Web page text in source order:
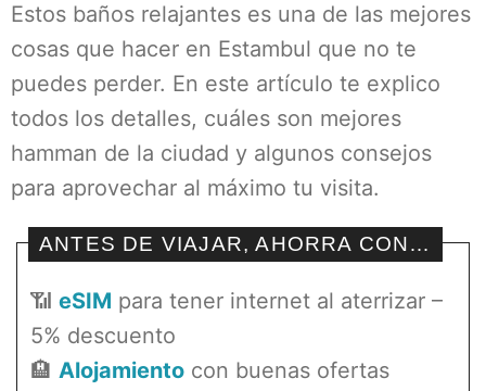
Estos baños relajantes es una de las mejores
cosas que hacer en Estambul que no te
puedes perder. En este artículo te explico
todos los detalles, cuáles son mejores
hamman de la ciudad y algunos consejos
para aprovechar al máximo tu visita.
ANTES DE VIAJAR, AHORRA CON…
📶 eSIM para tener internet al aterrizar –
5% descuento
🏨 Alojamiento con buenas ofertas